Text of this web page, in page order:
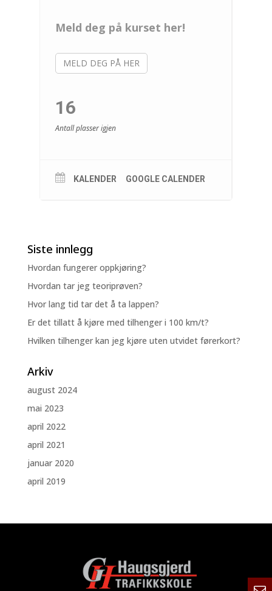
Meld deg på kurset her!
MELD DEG PÅ HER
16
Antall plasser igjen
KALENDER GOOGLE CALENDER
Siste innlegg
Hvordan fungerer oppkjøring?
Hvordan tar jeg teoriprøven?
Hvor lang tid tar det å ta lappen?
Er det tillatt å kjøre med tilhenger i 100 km/t?
Hvilken tilhenger kan jeg kjøre uten utvidet førerkort?
Arkiv
august 2024
mai 2023
april 2022
april 2021
januar 2020
april 2019